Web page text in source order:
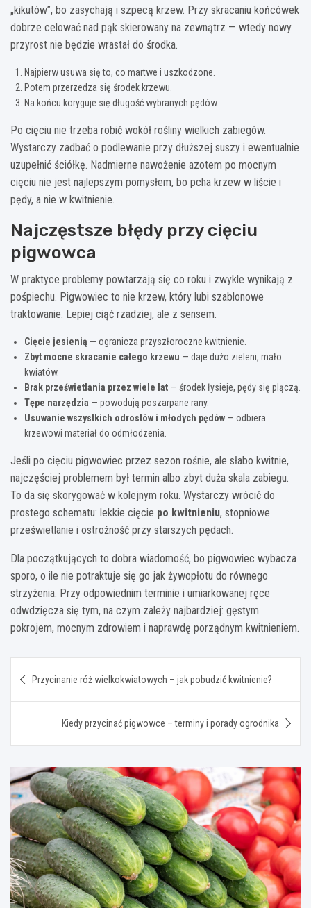
„kikutów”, bo zasychają i szpecą krzew. Przy skracaniu końcówek
dobrze celować nad pąk skierowany na zewnątrz — wtedy nowy
przyrost nie będzie wrastał do środka.
Najpierw usuwa się to, co martwe i uszkodzone.
Potem przerzedza się środek krzewu.
Na końcu koryguje się długość wybranych pędów.
Po cięciu nie trzeba robić wokół rośliny wielkich zabiegów.
Wystarczy zadbać o podlewanie przy dłuższej suszy i ewentualnie
uzupełnić ściółkę. Nadmierne nawożenie azotem po mocnym
cięciu nie jest najlepszym pomysłem, bo pcha krzew w liście i
pędy, a nie w kwitnienie.
Najczęstsze błędy przy cięciu
pigwowca
W praktyce problemy powtarzają się co roku i zwykle wynikają z
pośpiechu. Pigwowiec to nie krzew, który lubi szablonowe
traktowanie. Lepiej ciąć rzadziej, ale z sensem.
Cięcie jesienią — ogranicza przyszłoroczne kwitnienie.
Zbyt mocne skracanie całego krzewu — daje dużo zieleni, mało
kwiatów.
Brak prześwietlania przez wiele lat — środek łysieje, pędy się plączą.
Tępe narzędzia — powodują poszarpane rany.
Usuwanie wszystkich odrostów i młodych pędów — odbiera
krzewowi materiał do odmłodzenia.
Jeśli po cięciu pigwowiec przez sezon rośnie, ale słabo kwitnie,
najczęściej problemem był termin albo zbyt duża skala zabiegu.
To da się skorygować w kolejnym roku. Wystarczy wrócić do
prostego schematu: lekkie cięcie po kwitnieniu, stopniowe
prześwietlanie i ostrożność przy starszych pędach.
Dla początkujących to dobra wiadomość, bo pigwowiec wybacza
sporo, o ile nie potraktuje się go jak żywopłotu do równego
strzyżenia. Przy odpowiednim terminie i umiarkowanej ręce
odwdzięcza się tym, na czym zależy najbardziej: gęstym
pokrojem, mocnym zdrowiem i naprawdę porządnym kwitnieniem.
wpisu
Przycinanie róż wielkokwiatowych – jak pobudzić kwitnienie?
Kiedy przycinać pigwowce – terminy i porady ogrodnika